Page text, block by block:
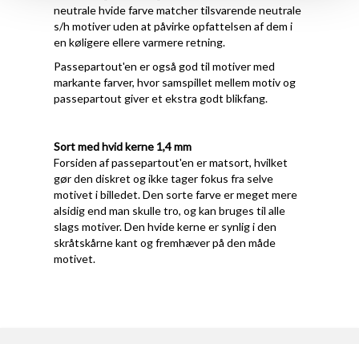
neutrale hvide farve matcher tilsvarende neutrale
s/h motiver uden at påvirke opfattelsen af dem i
en køligere ellere varmere retning.
Passepartout'en er også god til motiver med
markante farver, hvor samspillet mellem motiv og
passepartout giver et ekstra godt blikfang.
Sort med hvid kerne 1,4 mm
Forsiden af passepartout'en er matsort, hvilket
gør den diskret og ikke tager fokus fra selve
motivet i billedet. Den sorte farve er meget mere
alsidig end man skulle tro, og kan bruges til alle
slags motiver. Den hvide kerne er synlig i den
skråtskårne kant og fremhæver på den måde
motivet.